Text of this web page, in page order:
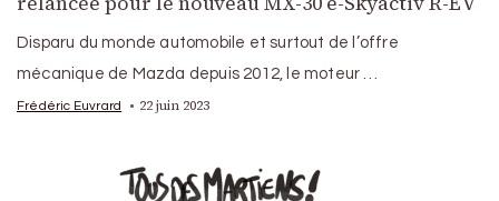
Disparu du monde automobile et surtout de l’offre
mécanique de Mazda depuis 2012, le moteur …
Frédéric Euvrard 22 juin 2023